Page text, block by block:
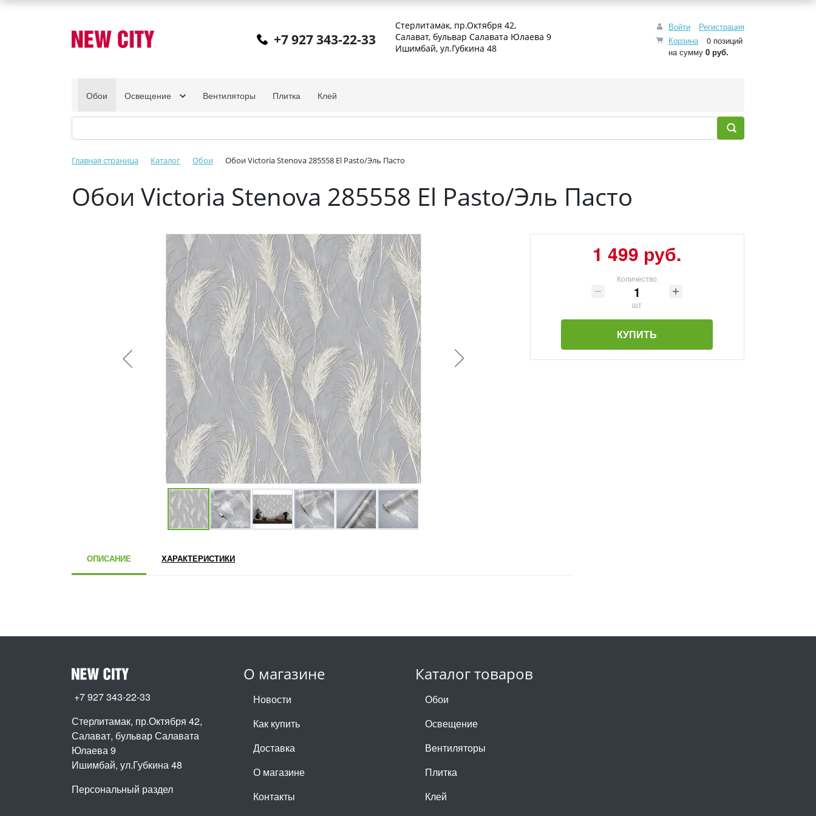
Войти
Регистрация
Корзина
0 позиций
на сумму 0 руб.
+7 927 343-22-33
Стерлитамак, пр.Октября 42,
Салават, бульвар Салавата Юлаева 9
Ишимбай, ул.Губкина 48
Обои Освещение Вентиляторы Плитка Клей
Главная страница Каталог Обои Обои Victoria Stenova 285558 El Pasto/Эль Пасто
Обои Victoria Stenova 285558 El Pasto/Эль Пасто
1 499 руб.
Количество
шт
КУПИТЬ
ОПИСАНИЕ ХАРАКТЕРИСТИКИ
О магазине
Новости
Как купить
Доставка
О магазине
Контакты
Каталог товаров
Обои
Освещение
Вентиляторы
Плитка
Клей
+7 927 343-22-33
Стерлитамак, пр.Октября 42,
Салават, бульвар Салавата
Юлаева 9
Ишимбай, ул.Губкина 48
Персональный раздел